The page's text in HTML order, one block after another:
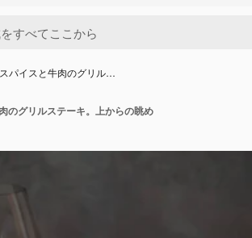
パイスと牛肉のグリル…
のグリルステーキ。上からの眺め